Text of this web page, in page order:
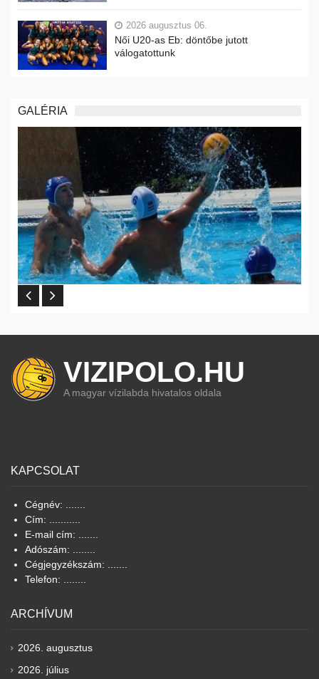
2026 augusztus 06.
Női U20-as Eb: döntőbe jutott
válogatottunk
GALÉRIA
VIZIPOLO.HU
A magyar vízilabda hivatalos oldala
KAPCSOLAT
Cégnév: .......
Cím: ...........
E-mail cím: .......
Adószám: ........
Cégjegyzékszám: .......
Telefon: ........
ARCHÍVUM
2026. augusztus
2026. július